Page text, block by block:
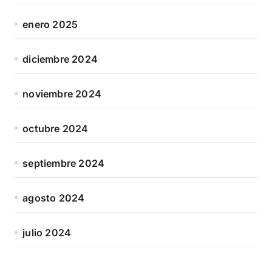
enero 2025
diciembre 2024
noviembre 2024
octubre 2024
septiembre 2024
agosto 2024
julio 2024